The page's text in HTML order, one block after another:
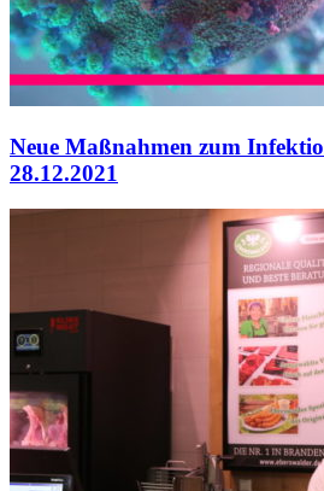
Neue Maßnahmen zum
28.12.2021